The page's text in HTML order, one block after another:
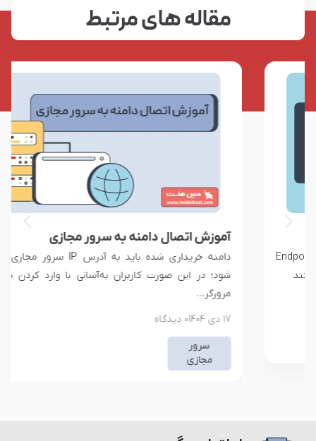
مقاله های مرتبط
آموزش اتصال دامنه به سرور مجازی
دامنه خریداری شده باید به آدرس IP سرور مجازی شما متصل
شود؛ در این صورت کاربران به‌آسانی با وارد کردن دامنه‌‌تان در